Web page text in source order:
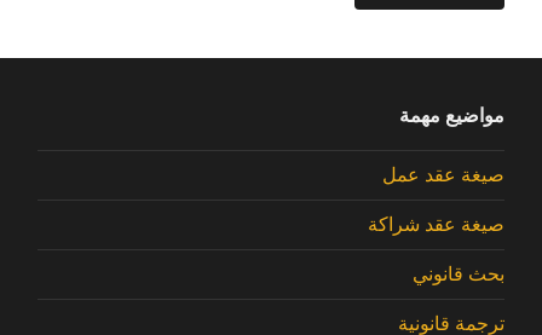
مواضيع مهمة
صيغة عقد عمل
صيغة عقد شراكة
بحث قانوني
ترجمة قانونية